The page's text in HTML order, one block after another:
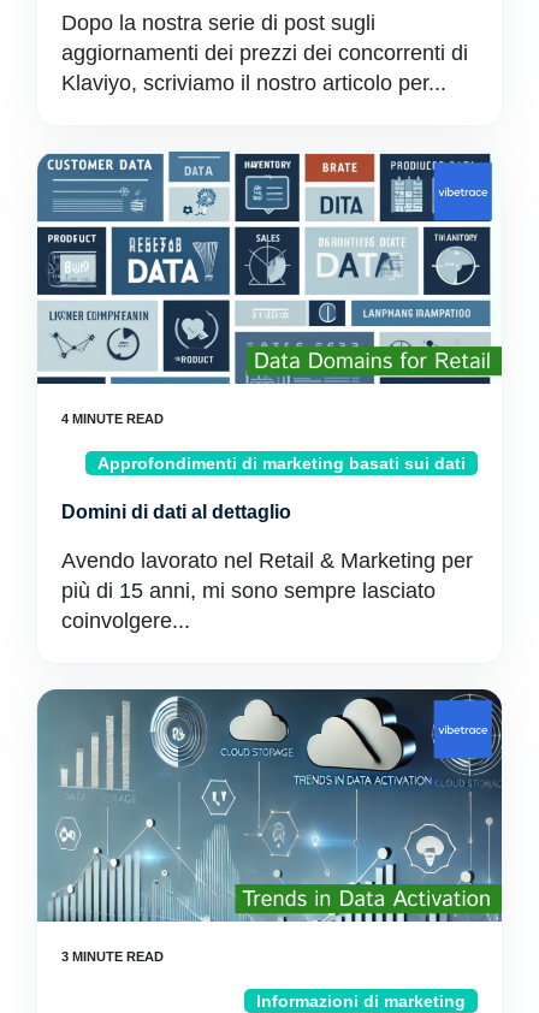
Dopo la nostra serie di post sugli
aggiornamenti dei prezzi dei concorrenti di
Klaviyo, scriviamo il nostro articolo per...
Approfondimenti di marketing basati sui dati
Domini di dati al dettaglio
Avendo lavorato nel Retail & Marketing per
più di 15 anni, mi sono sempre lasciato
coinvolgere...
Informazioni di marketing